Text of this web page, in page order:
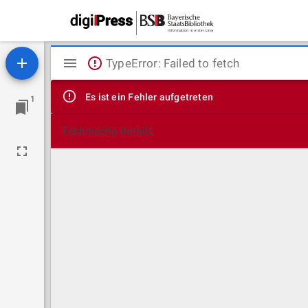
1
Mirador
Viewer
TypeError: Failed to fetch
Es ist ein Fehler aufgetreten
Technische Details